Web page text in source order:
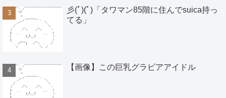
彡(ﾟ)(ﾟ)「タワマン85階に住んでsuica持っ
てる」
【画像】この巨乳グラビアアイドル